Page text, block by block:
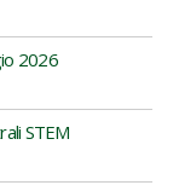
2026
STEM